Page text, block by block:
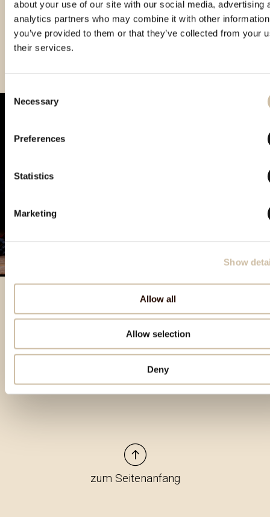
about your use of our site with our social media, advertising
analytics partners who may combine it with other
you’ve provided to them or that they’ve collected from your
their services.
Selection
Necessary
Preferences
Statistics
Marketing
Show
Allow all
Allow selection
Deny
Besondere Produkte
zum Seitenanfang